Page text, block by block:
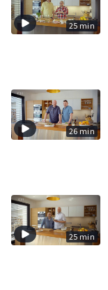
25 min
26 min
25 min